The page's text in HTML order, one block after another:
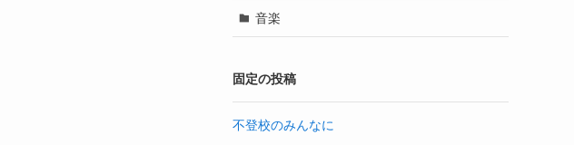
音楽
固定の投稿
不登校のみんなに